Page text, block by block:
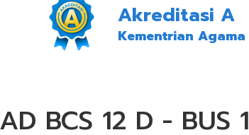
Akreditasi A
Kementrian Agama
BCS 12 D - BUS